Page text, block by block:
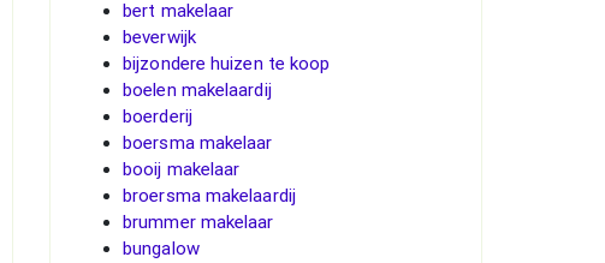
bert makelaar
beverwijk
bijzondere huizen te koop
boelen makelaardij
boerderij
boersma makelaar
booij makelaar
broersma makelaardij
brummer makelaar
bungalow